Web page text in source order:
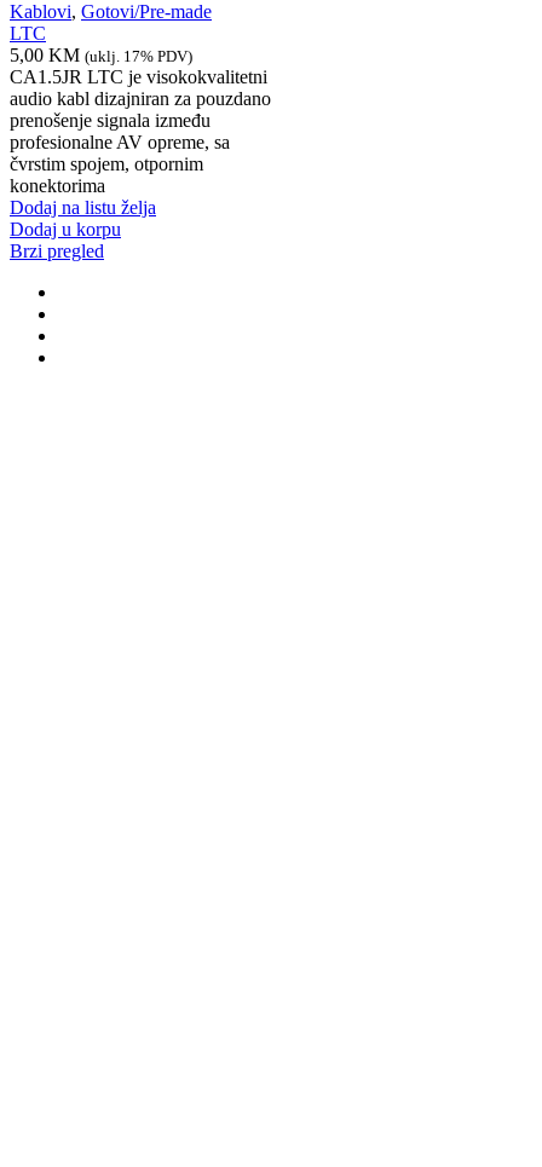
Kablovi, Gotovi/Pre-made
LTC
5,00 KM (uklj. 17% PDV)
CA1.5JR LTC je visokokvalitetni
audio kabl dizajniran za pouzdano
prenošenje signala između
profesionalne AV opreme, sa
čvrstim spojem, otpornim
konektorima
Dodaj na listu želja
Dodaj u korpu
Brzi pregled